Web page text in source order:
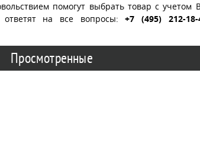
помогут выбрать товар с учетом
ответят на все вопросы:+7 (495) 212-18-
Просмотренные